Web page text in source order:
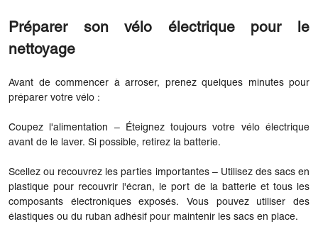
Préparer son vélo électrique pour le
nettoyage
Avant de commencer à arroser, prenez quelques minutes pour
préparer votre vélo :
Coupez l'alimentation – Éteignez toujours votre vélo électrique
avant de le laver. Si possible, retirez la batterie.
Scellez ou recouvrez les parties importantes – Utilisez des sacs en
plastique pour recouvrir l'écran, le port de la batterie et tous les
composants électroniques exposés. Vous pouvez utiliser des
élastiques ou du ruban adhésif pour maintenir les sacs en place.